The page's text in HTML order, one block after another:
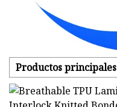
Productos principales